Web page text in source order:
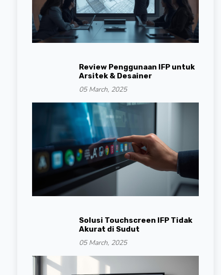
Review Penggunaan IFP untuk
Arsitek & Desainer
05 March, 2025
Solusi Touchscreen IFP Tidak
Akurat di Sudut
05 March, 2025